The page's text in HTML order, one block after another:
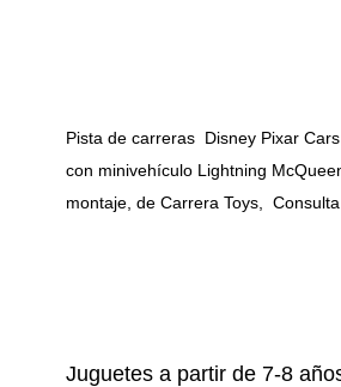
Pista de carreras Disney Pixar
con minivehículo Lightning
montaje, de Carrera Toys,
Juguetes a partir de 7-8